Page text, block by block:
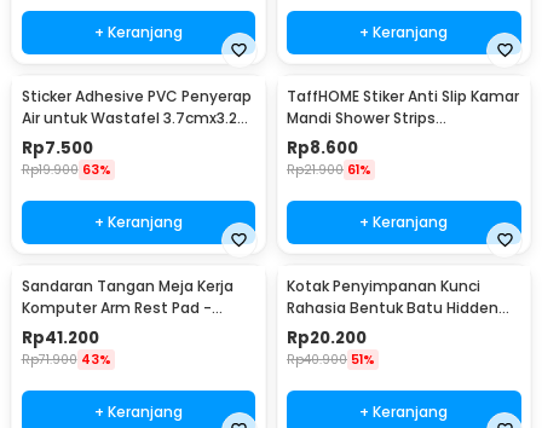
+ Keranjang + Keranjang
Sticker Adhesive PVC Penyerap
Air untuk Wastafel 3.7cmx3.2M
- CN1222
Rp7.500
Rp19.900 63%
+ Keranjang
TaffHOME Stiker Anti Slip Kamar
Mandi Shower Strips
20x380mm 6 PCS - TT-19
Rp8.600
Rp21.900 61%
+ Keranjang
Sandaran Tangan Meja Kerja
Komputer Arm Rest Pad -
91526
Rp41.200
Rp71.900 43%
+ Keranjang
Kotak Penyimpanan Kunci
Rahasia Bentuk Batu Hidden
Key Box - B0521
Rp20.200
Rp40.900 51%
+ Keranjang